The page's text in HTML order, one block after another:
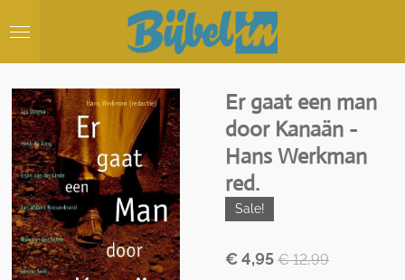
direct
hoofdinhoud
Er gaat een man
door Kanaän -
Hans Werkman
red.
Sale!
€ 4,95 € 12,99